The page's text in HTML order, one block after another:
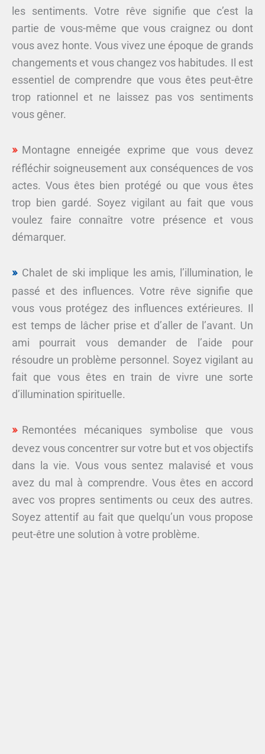
les sentiments. Votre rêve signifie que c’est la
partie de vous-même que vous craignez ou dont
vous avez honte. Vous vivez une époque de grands
changements et vous changez vos habitudes. Il est
essentiel de comprendre que vous êtes peut-être
trop rationnel et ne laissez pas vos sentiments
vous gêner.
Montagne enneigée exprime que vous devez
réfléchir soigneusement aux conséquences de vos
actes. Vous êtes bien protégé ou que vous êtes
trop bien gardé. Soyez vigilant au fait que vous
voulez faire connaître votre présence et vous
démarquer.
Chalet de ski implique les amis, l’illumination, le
passé et des influences. Votre rêve signifie que
vous vous protégez des influences extérieures. Il
est temps de lâcher prise et d’aller de l’avant. Un
ami pourrait vous demander de l’aide pour
résoudre un problème personnel. Soyez vigilant au
fait que vous êtes en train de vivre une sorte
d’illumination spirituelle.
Remontées mécaniques symbolise que vous
devez vous concentrer sur votre but et vos objectifs
dans la vie. Vous vous sentez malavisé et vous
avez du mal à comprendre. Vous êtes en accord
avec vos propres sentiments ou ceux des autres.
Soyez attentif au fait que quelqu’un vous propose
peut-être une solution à votre problème.